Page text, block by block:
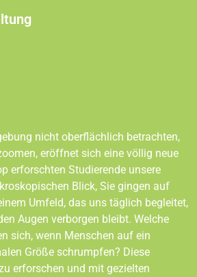
nicht oberflächlich betrachten,
eröffnet sich eine völlig neue
erforschten Studierende unsere
Blick, Sie gingen auf
Umfeld, das uns täglich begleitet,
Augen verborgen bleibt. Welche
sich, wenn Menschen auf ein
Größe schrumpfen? Diese
erforschen und mit gezielten